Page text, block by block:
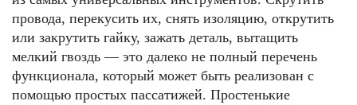
провода, перекусить их, снять изоляцию, открутить
или закрутить гайку, зажать деталь, вытащить
мелкий гвоздь — это далеко не полный перечень
функционала, который может быть реализован с
помощью простых пассатижей. Простенькие